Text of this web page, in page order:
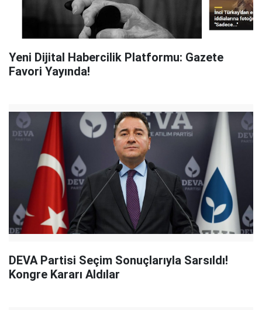
Yeni Dijital Habercilik Platformu: Gazete
Favori Yayında!
DEVA Partisi Seçim Sonuçlarıyla Sarsıldı!
Kongre Kararı Aldılar